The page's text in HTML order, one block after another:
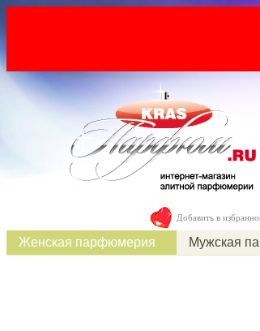
Добавить в
Женская парфюмерия Мужская